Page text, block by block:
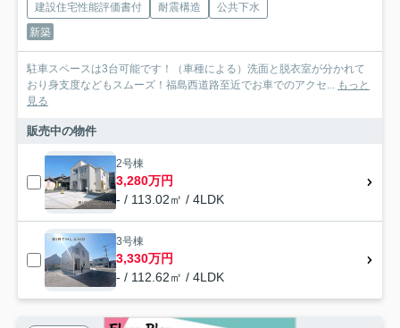
建設住宅性能評価書付 耐震構造
公共下水
新築
駐車スペースは3台可能です！（車種による）洗面と脱衣室が分かれて
おり身支度などもスムーズ！福島西道路至近でお車でのアクセ... もっと
見る
販売中の物件
2号棟
3,280万円
- / 113.02㎡ / 4LDK
3号棟
3,330万円
- / 112.62㎡ / 4LDK